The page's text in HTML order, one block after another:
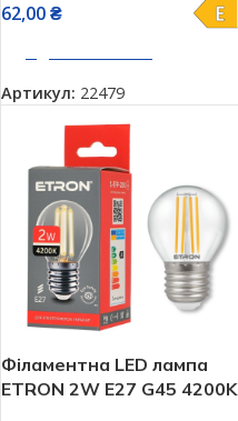
62,00₴
Артикул: 22479
Філаментна LED лампа
ETRON 2W E27 G45 4200K